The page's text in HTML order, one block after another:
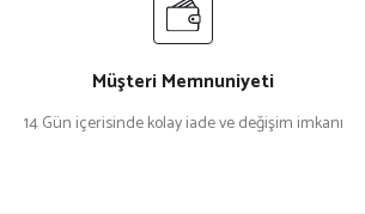
Müşteri Memnuniyeti
14 Gün içerisinde kolay iade ve değişim imkanı